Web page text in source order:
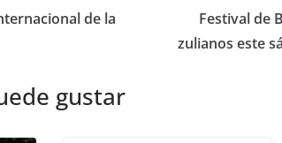
de la
Festival de
zulianos este
gustar